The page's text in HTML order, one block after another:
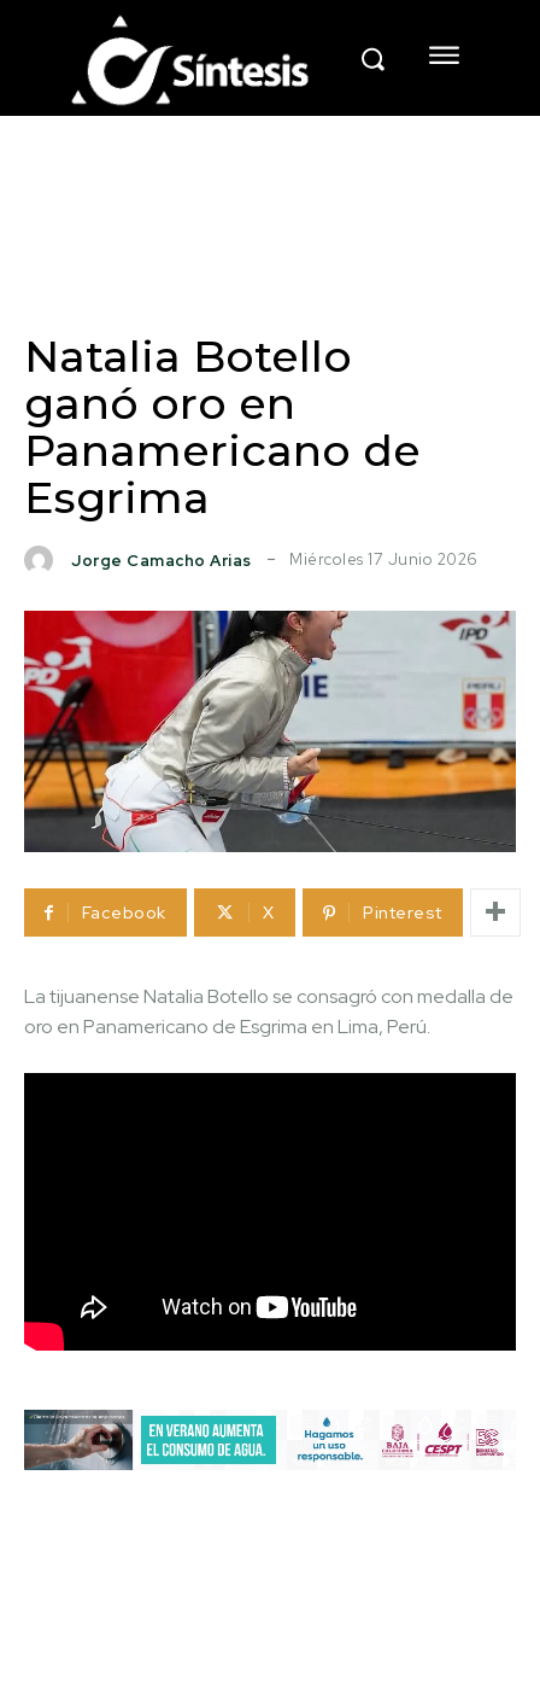
Natalia Botello
ganó oro en
Panamericano de
Esgrima
Jorge Camacho Arias Miércoles 17 Junio 2026
Facebook X Pinterest
La tijuanense Natalia Botello se consagró con medalla de
oro en Panamericano de Esgrima en Lima, Perú.